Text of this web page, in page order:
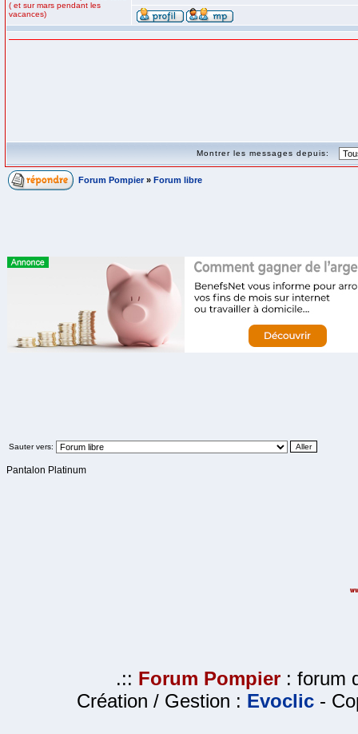
( et sur mars pendant les
vacances)
Montrer les messages depuis:
Forum Pompier » Forum libre
Sauter vers:
Pantalon Platinum
.:: Forum Pompier : forum
Création / Gestion : Evoclic -